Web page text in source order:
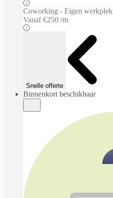
Coworking - Eigen werkplek
Vanaf €250 /m
Snelle offerte
Binnenkort beschikbaar